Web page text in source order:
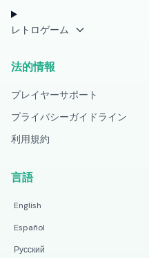
レトロゲーム
法的情報
プレイヤーサポート
プライバシーガイドライン
利用規約
言語
English
Español
Русский